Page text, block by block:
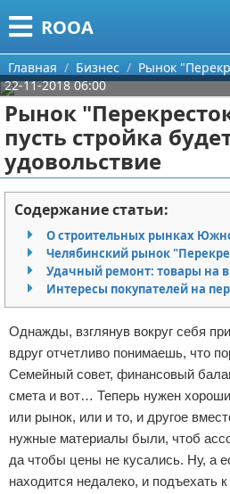
ROOA
Меню
Главная
Категории
Рукоделие
Программирование
Бизнес
Красота
Мода
Отношения
Самосовершенствование
Финансы
Поиск
О проекте
Контакты
Сотрудничество
Размещение рекламы
Для правообладателей
Условия предоставления
Отказ от ответственности
Главная Бизнес
Рынок
22-11-2018 06:00
Рынок
пусть стройка
удовольствие
Содержание статьи:
О строительных рынках
Челябинский рынок
Удачный ремонт: товары на
Интересы покупателей на
Однажды, взглянув вокруг себя
вдруг отчетливо понимаешь, что
Семейный совет, финансовый
смета и вот… Теперь нужен
или рынок, или и то, и другое
нужные материалы были, чтоб
да чтобы цены не кусались. Ну, а
находится недалеко, и подъехать